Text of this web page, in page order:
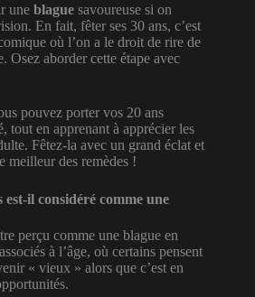
une blague savoureuse si on
En fait, fêter ses 30 ans, c’est
où l’on a le droit de rire de
Osez aborder cette étape avec
pouvez porter vos 20 ans
tout en apprenant à apprécier les
Fêtez-la avec un grand éclat et
meilleur des remèdes !
il considéré comme une
perçu comme une blague en
à l’âge, où certains pensent
« vieux » alors que c’est en